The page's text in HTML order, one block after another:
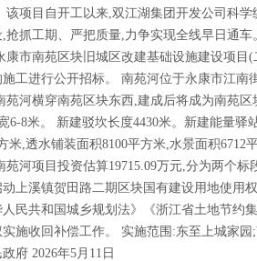
该项目自开工以来,双江湖集团开发公司科
抢抓工期、严把质量,力争实现全线早日通车
南苑区块旧城区改建基础设施建设项目(
工进行公开招标。 南苑河位于永康市江
苑河横穿南苑区块东西,建成后将成为南苑
6-8米。 新建驳坎长度4430米。新建能量
米,透水铺装面积8100平方米,水景面积
苑河项目投资估算19715.09万元,分为两个
溪镇贺田路二期区块国有建设用地使用权
民共和国城乡规划法》《浙江省土地节约
实施收回补偿工作。 实施范围:东至上城家
府 2026年5月11日